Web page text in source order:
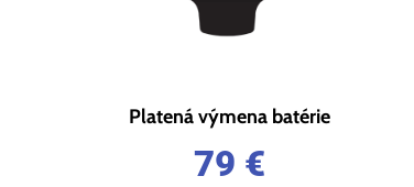
Platená výmena batérie
79 €